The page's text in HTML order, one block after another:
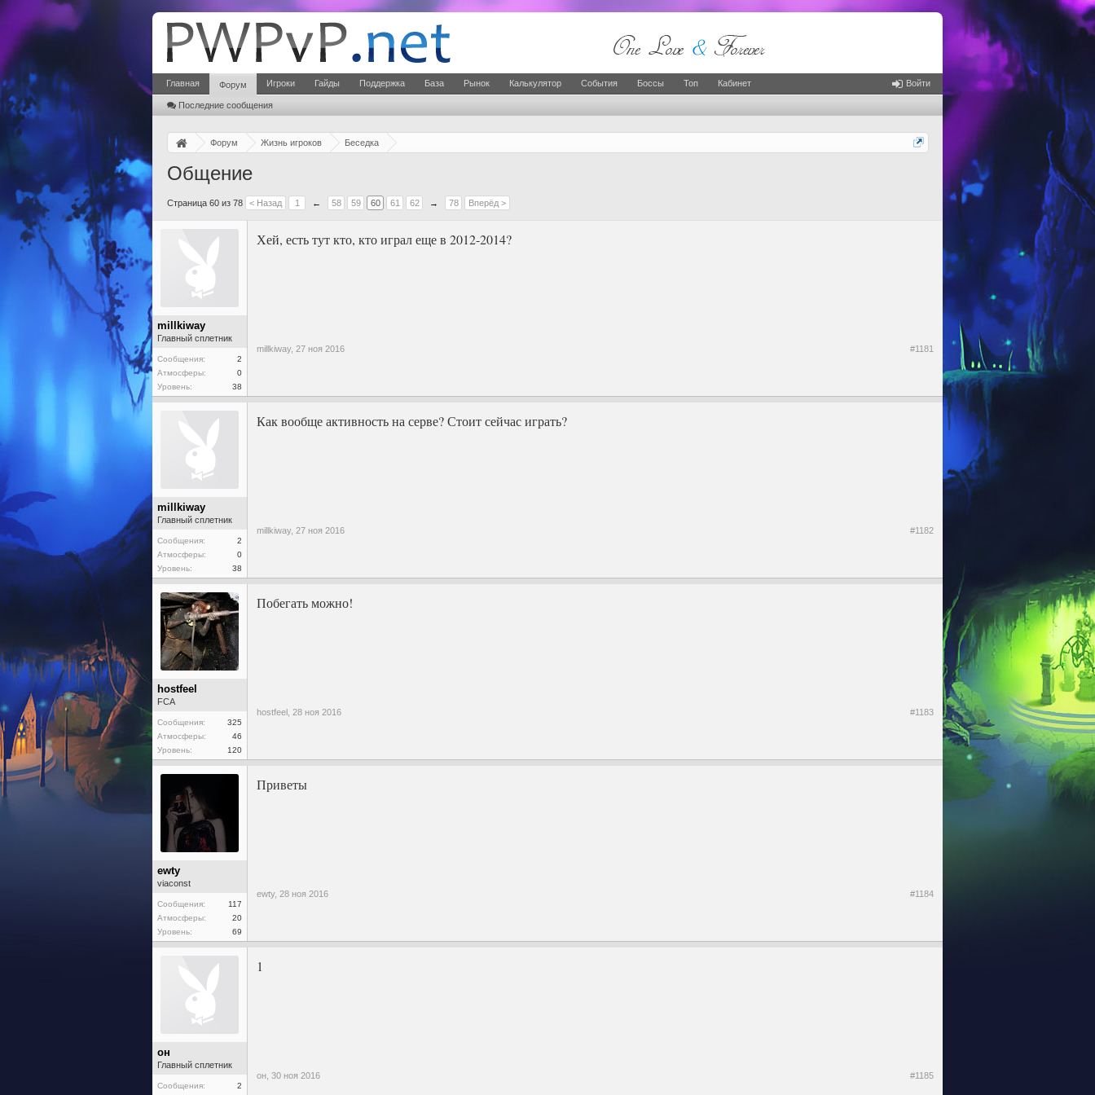
Главная Форум
Последние сообщения
Игроки Гайды Поддержка База Рынок Калькулятор События Боссы Топ Кабинет Войти
Форум Жизнь игроков Беседка
Общение
Страница 60 из 78 < Назад 1 ← 58 59 60 61 62 → 78 Вперёд >
millkiway
Главный сплетник
Сообщения:
2
Атмосферы:
0
Уровень:
38
Хей, есть тут кто, кто играл еще в 2012-2014?
millkiway, 27 ноя 2016 #1181
millkiway
Главный сплетник
Сообщения:
2
Атмосферы:
0
Уровень:
38
Как вообще активность на серве? Стоит сейчас играть?
millkiway, 27 ноя 2016 #1182
hostfeel
FCA
Сообщения:
325
Атмосферы:
46
Уровень:
120
Побегать можно!
hostfeel, 28 ноя 2016 #1183
ewty
viaconst
Сообщения:
117
Атмосферы:
20
Уровень:
69
Приветы
ewty, 28 ноя 2016 #1184
он
Главный сплетник
Сообщения:
2
1
он, 30 ноя 2016 #1185